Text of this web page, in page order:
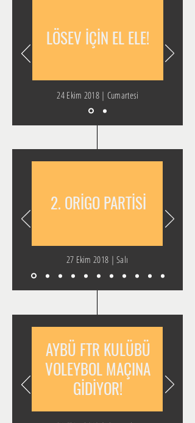
LÖSEV İÇİN EL ELE!
24 Ekim 2018 | Cumartesi
2. ORİGO PARTİSİ
27 Ekim 2018 | Salı
AYBÜ FTR KULÜBÜ
VOLEYBOL MAÇINA
GİDİYOR!